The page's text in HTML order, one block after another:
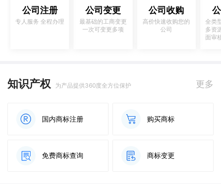
公司注册
专人服务 全程办理
公司变更
最基础的工商变更
一次可变更多项
公司收购
高价快速收购您的
公司
全类
多资
面审
知识产权 为产品提供360度全方位保护 更多
国内商标注册 购买商标
免费商标查询 商标变更